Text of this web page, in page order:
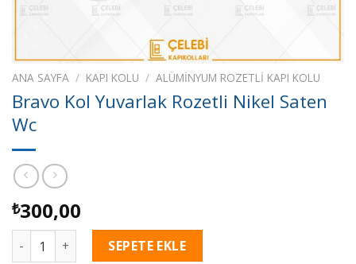
ANA SAYFA / KAPI KOLU / ALÜMİNYUM ROZETLİ KAPI KOLU
Bravo Kol Yuvarlak Rozetli Nikel Saten
Wc
₺300,00
Bravo Kol Yuvarlak Rozetli Nikel Saten Wc adet
SEPETE EKLE